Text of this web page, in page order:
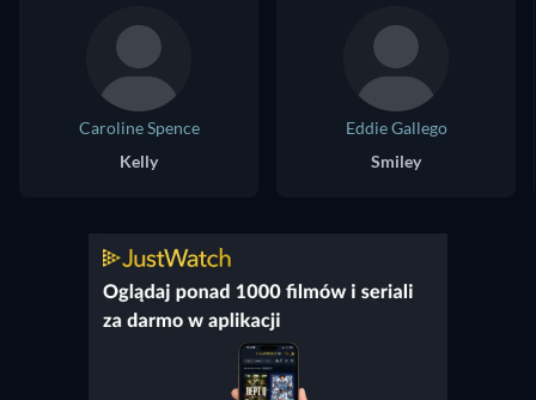
Caroline Spence
Kelly
Eddie Gallego
Smiley